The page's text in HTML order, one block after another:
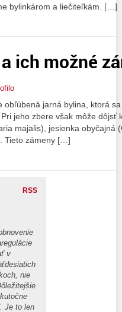
bylinkárom a liečiteľkám. […]
ich možné
obľúbená jarná bylina, ktorá
jeho zbere však môže dôjsť
majalis), jesienka obyčajná
Tieto zámeny […]
RSS
v
nie
Je to len